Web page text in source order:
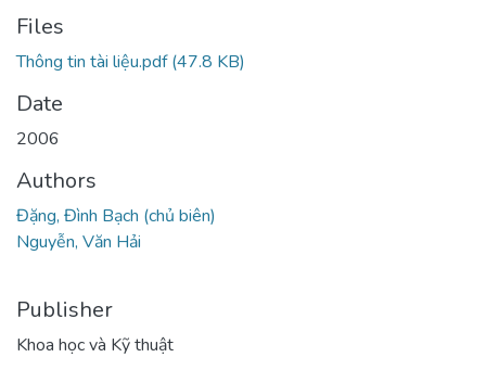
Files
Thông tin tài liệu.pdf(47.8 KB)
Date
2006
Authors
Đặng, Đình Bạch (chủ biên)
Nguyễn, Văn Hải
Publisher
Khoa học và Kỹ thuật